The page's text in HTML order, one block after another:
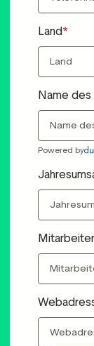
Land
Name des
Powered by